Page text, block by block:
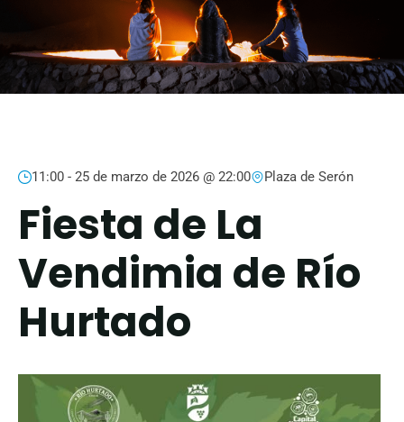
11:00 - 25 de marzo de 2026 @ 22:00 Plaza de Serón
Fiesta de La
Vendimia de Río
Hurtado